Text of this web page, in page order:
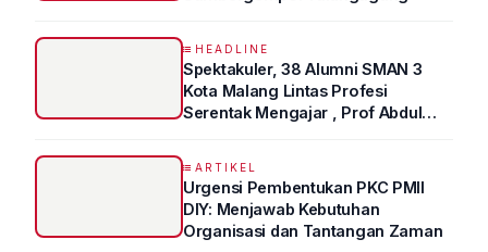
HEADLINE
Spektakuler, 38 Alumni SMAN 3
Kota Malang Lintas Profesi
Serentak Mengajar , Prof Abdul
ARTIKEL
Urgensi Pembentukan PKC PMII
DIY: Menjawab Kebutuhan
Organisasi dan Tantangan Zaman